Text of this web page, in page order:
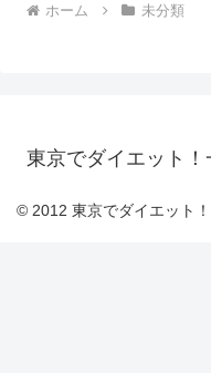
ホーム 未分類
東京でダイエット
© 2012 東京でダイエット